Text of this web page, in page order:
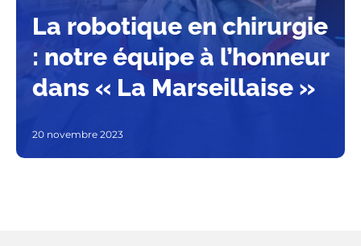
La robotique en chirurgie
: notre équipe à l’honneur
dans « La Marseillaise »
20 novembre 2023